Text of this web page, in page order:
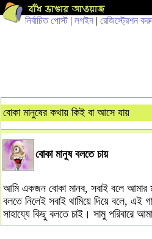
নির্বাচিত পোস্ট| লগইন | রেজিস্ট্রেশন
বোকা মানুষের কথায় কিই বা আসে যায়
বোকা মানুষ বলতে চায়
আমি একজন বোকা মানব, সবাই বলে আমার
বলতে নিলেই সবাই থামিয়ে দিয়ে বলে, এই
সাহায্যে কিছু বলতে চাই। সামু পরিবারে